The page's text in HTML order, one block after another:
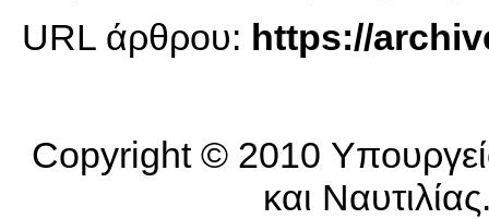
URL άρθρου: https://
Copyright © 2010
και